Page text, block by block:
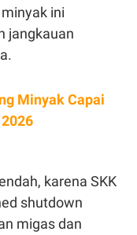
ini
jangkauan
Minyak Capai
karena SKK
shutdown
migas dan